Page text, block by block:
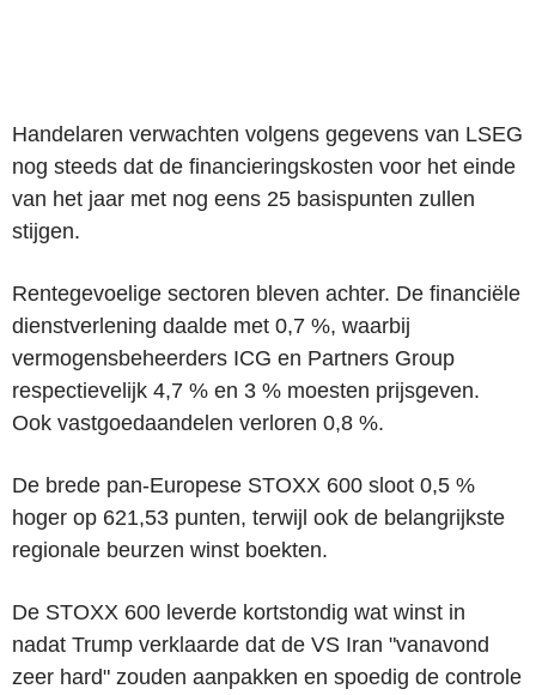
Handelaren verwachten volgens gegevens van LSEG
nog steeds dat de financieringskosten voor het einde
van het jaar met nog eens 25 basispunten zullen
stijgen.
Rentegevoelige sectoren bleven achter. De financiële
dienstverlening daalde met 0,7 %, waarbij
vermogensbeheerders ICG en Partners Group
respectievelijk 4,7 % en 3 % moesten prijsgeven.
Ook vastgoedaandelen verloren 0,8 %.
De brede pan-Europese STOXX 600 sloot 0,5 %
hoger op 621,53 punten, terwijl ook de belangrijkste
regionale beurzen winst boekten.
De STOXX 600 leverde kortstondig wat winst in
nadat Trump verklaarde dat de VS Iran "vanavond
zeer hard" zouden aanpakken en spoedig de controle